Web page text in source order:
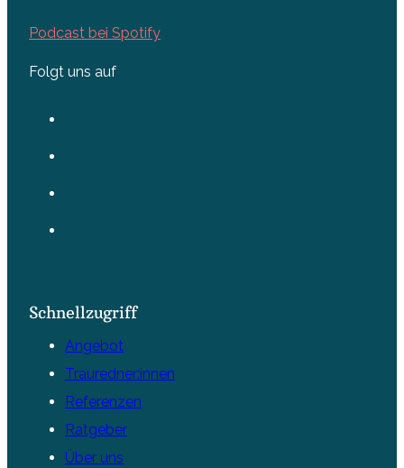
Podcast bei Spotify
Folgt uns auf
Schnellzugriff
Angebot
Trauredner:innen
Referenzen
Ratgeber
Über uns